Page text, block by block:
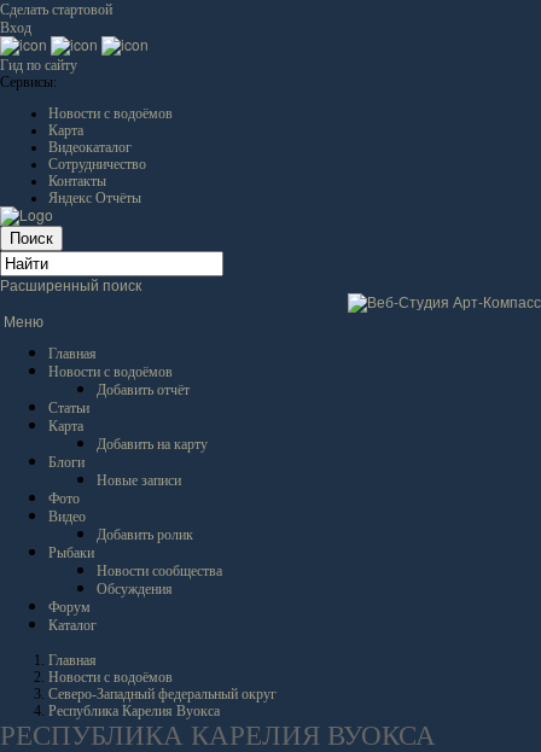
Сделать стартовой
Вход
Гид по сайту
Сервисы:
Новости с водоёмов
Карта
Видеокаталог
Сотрудничество
Контакты
Яндекс Отчёты
Расширенный поиск
Меню
Главная
Новости с водоёмов
Добавить отчёт
Статьи
Карта
Добавить на карту
Блоги
Новые записи
Фото
Видео
Добавить ролик
Рыбаки
Новости сообщества
Обсуждения
Форум
Каталог
Главная
Новости с водоёмов
Северо-Западный федеральный округ
Республика Карелия Вуокса
РЕСПУБЛИКА КАРЕЛИЯ ВУОКСА